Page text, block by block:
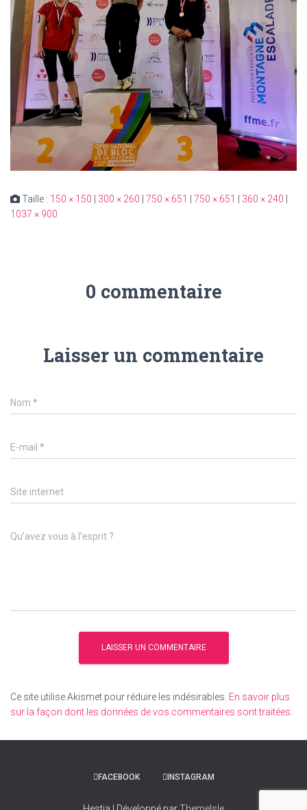
Taille : 150 × 150 300 × 260 750 × 651 750 × 651 360 × 240
1037 × 900
0 commentaire
Laisser un commentaire
Nom *
E-mail *
Site internet
Qu’avez vous à l’esprit ?
Ce site utilise Akismet pour réduire les indésirables. En savoir plus
sur la façon dont les données de vos commentaires sont traitées
FACEBOOK INSTAGRAM